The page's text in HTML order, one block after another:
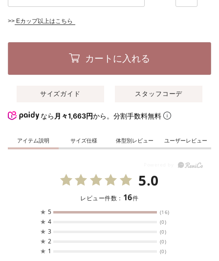
>> Eカップ以上はこちら
カートに入れる
サイズガイド スタッフコーデ
なら 月々1,663円から。分割手数料無料
アイテム説明 サイズ仕様 体型別レビュー ユーザーレビュー
5.0
レビュー件数： 16件
★ 5 (16)
★ 4 (0)
★ 3 (0)
★ 2 (0)
★ 1 (0)